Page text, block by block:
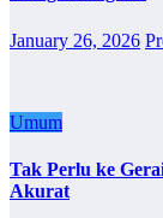
January 26, 2026
Umum
Tak Perlu ke
Akurat